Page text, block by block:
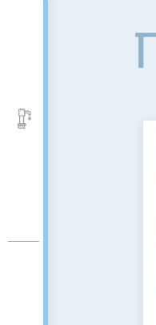
Аксессуары